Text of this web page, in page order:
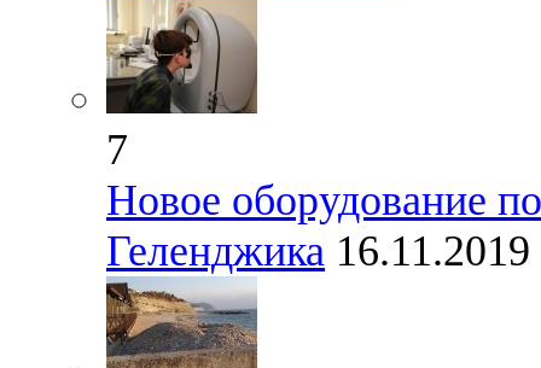
7
Новое оборудование
Геленджика 16.11.2019